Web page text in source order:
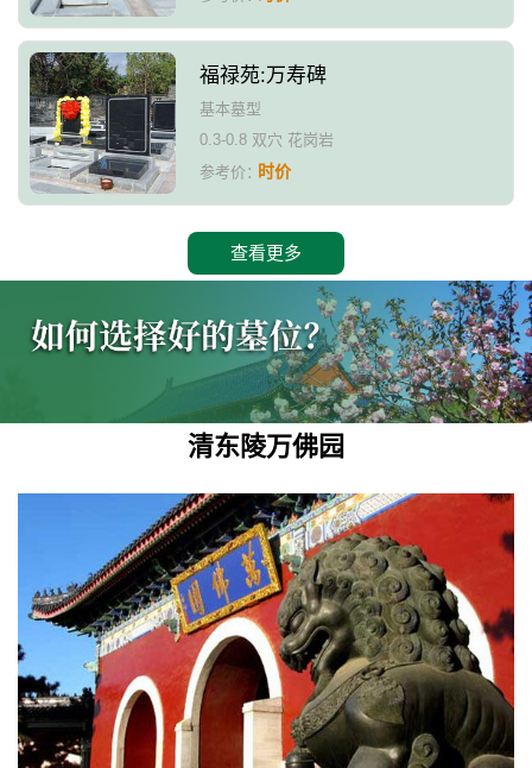
福禄苑:万寿碑
基本墓型
0.3-0.8 双穴 花岗岩
参考价：时价
查看更多
清东陵万佛园